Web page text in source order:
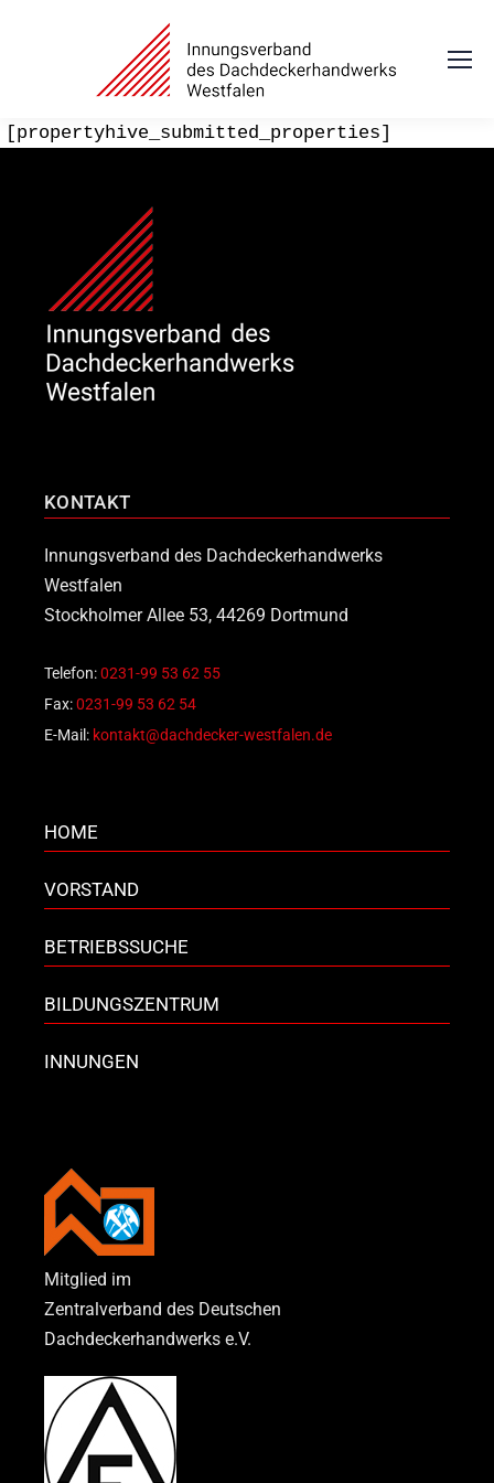
[propertyhive_submitted_properties]
KONTAKT
Innungsverband des Dachdeckerhandwerks
Westfalen
Stockholmer Allee 53, 44269 Dortmund
Telefon:0231-99 53 62 55
Fax:0231-99 53 62 54
E-Mail: kontakt@dachdecker-westfalen.de
HOME
VORSTAND
BETRIEBSSUCHE
BILDUNGSZENTRUM
INNUNGEN
Mitglied im
Zentralverband des Deutschen
Dachdeckerhandwerks e.V.